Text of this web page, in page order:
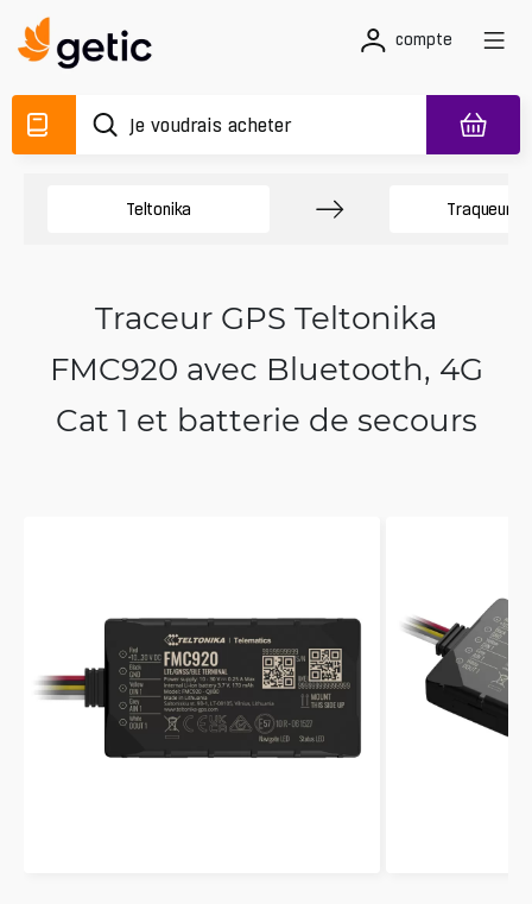
compte
Teltonika Traqueurs
Traceur GPS Teltonika
FMC920 avec Bluetooth, 4G
Cat 1 et batterie de secours